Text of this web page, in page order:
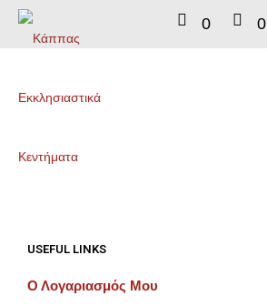
0 0
USEFUL LINKS
Ο Λογαριασμός Μου